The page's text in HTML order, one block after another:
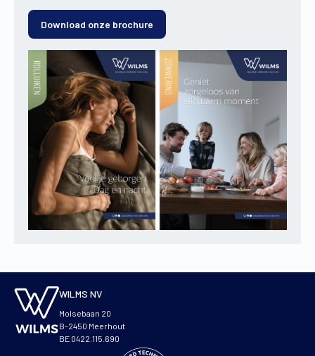
Download onze brochure
WILMS NV
Molsebaan 20
B-2450 Meerhout
BE 0422.115.690